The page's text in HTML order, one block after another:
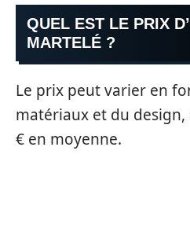
QUEL EST LE PRIX
MARTELÉ ?
Le prix peut varier en
matériaux et du design,
€ en moyenne.